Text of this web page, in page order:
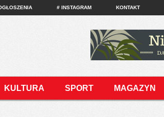
# INSTAGRAM KONTAKT
KULTURA SPORT MAGAZYN